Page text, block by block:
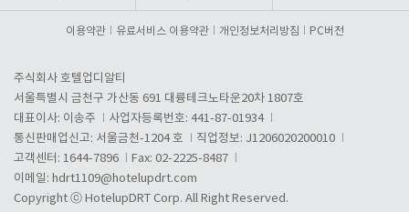
이용약관 유료서비스 이용약관 개인정보처리방침 PC버전
주식회사 호텔업디알티
서울특별시 금천구 가산동 691 대륭테크노타운20차 1807호
대표이사: 이송주
사업자등록번호: 441-87-01934
통신판매업신고: 서울금천-1204 호
직업정보: J1206020200010
고객센터: 1644-7896
Fax: 02-2225-8487
이메일: hdrt1109@hotelupdrt.com
Copyright ⓒ HotelupDRT Corp. All Right Reserved.